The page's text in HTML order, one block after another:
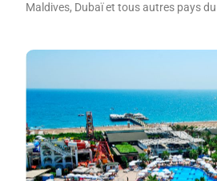
Maldives, Dubaï et tous autres pays